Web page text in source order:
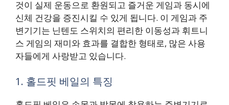
것이 실제 운동으로 환원되고 즐거운 게임과 동시에
신체 건강을 증진시킬 수 있게 됩니다. 이 게임과 주
변기기는 닌텐도 스위치의 편리한 이동성과 휘트니
스 게임의 재미와 효과를 결합한 형태로, 많은 사용
자들에게 사랑받고 있습니다.
1. 홀드핏 베일의 특징